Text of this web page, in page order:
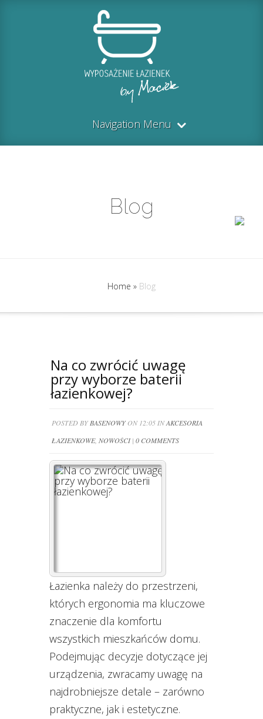
Navigation Menu
Blog
Home » Blog
Na co zwrócić uwagę
przy wyborze baterii
łazienkowej?
POSTED BY BASENOWYON 12:05 INAKCESORIA
ŁAZIENKOWE, NOWOŚCI| 0 COMMENTS
Łazienka należy do przestrzeni,
których ergonomia ma kluczowe
znaczenie dla komfortu
wszystkich mieszkańców domu.
Podejmując decyzje dotyczące jej
urządzenia, zwracamy uwagę na
najdrobniejsze detale – zarówno
praktyczne, jak i estetyczne.